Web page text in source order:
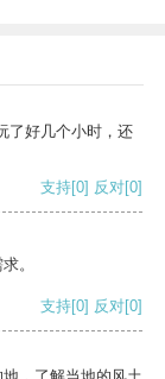
了好几个小时，还
支持[0] 反对[0]
。
支持[0] 反对[0]